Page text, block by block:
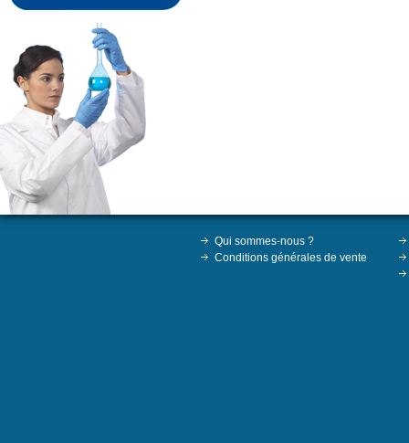
Qui sommes-nous ?
Conditions générales de vente